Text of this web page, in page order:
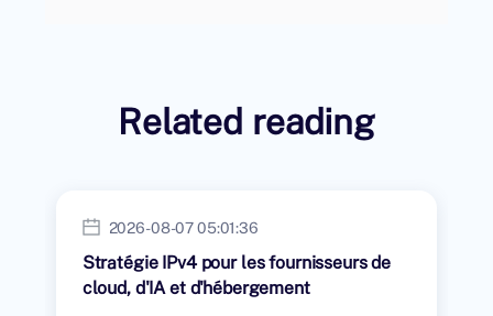
Related reading
2026-08-07 05:01:36
Stratégie IPv4 pour les fournisseurs de
cloud, d'IA et d'hébergement